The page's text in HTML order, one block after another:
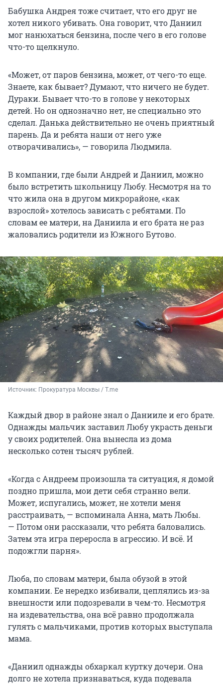
Бабушка Андрея тоже считает, что его друг не
хотел никого убивать. Она говорит, что Даниил
мог нанюхаться бензина, после чего в его голове
что-то щелкнуло.
«Может, от паров бензина, может, от чего-то еще.
Знаете, как бывает? Думают, что ничего не будет.
Дураки. Бывает что-то в голове у некоторых
детей. Но он однозначно нет, не специально это
сделал. Данька действительно не очень приятный
парень. Да и ребята наши от него уже
отворачивались», — говорила Людмила.
В компании, где были Андрей и Даниил, можно
было встретить школьницу Любу. Несмотря на то
что жила она в другом микрорайоне, «как
взрослой» хотелось зависать с ребятами. По
словам ее матери, на Даниила и его брата не раз
жаловались родители из Южного Бутово.
Источник: Прокуратура Москвы / T.me
Каждый двор в районе знал о Данииле и его брате.
Однажды мальчик заставил Любу украсть деньги
у своих родителей. Она вынесла из дома
несколько сотен тысяч рублей.
«Когда с Андреем произошла та ситуация, я домой
поздно пришла, мои дети себя странно вели.
Может, испугались, может, не хотели меня
расстраивать, — вспоминала Анна, мать Любы.
— Потом они рассказали, что ребята баловались.
Затем эта игра переросла в агрессию. И всё. И
подожгли парня».
Люба, по словам матери, была обузой в этой
компании. Ее нередко избивали, цеплялись из-за
внешности или подозревали в чем-то. Несмотря
на издевательства, она всё равно продолжала
гулять с мальчиками, против которых выступала
мама.
«Даниил однажды обхаркал куртку дочери. Она
долго не хотела признаваться, куда подевала